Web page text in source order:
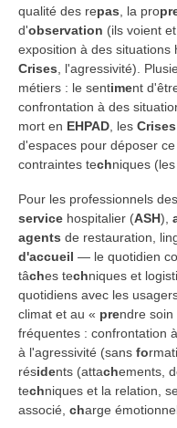
qualité des repas , la pro
d'observation (ils voient
exposition à des situations
Crises , l'agressivité).
métiers : le sentiment
confrontation à des
mort en EHPAD , les Crises
d'espaces pour déposer
contraintes techniques
Pour les professionnels des
service hospitalier (ASH),
agents de restauration,
d'accueil — le quotidien
tâches techniques et
quotidiens avec les
climat et au « prendre
fréquentes : confrontation
à l'agressivité (sans fo
résidents (attachements,
techniques et la relation,
associé, charge